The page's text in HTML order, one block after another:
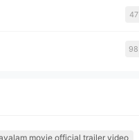
47
98
movie official trailer video